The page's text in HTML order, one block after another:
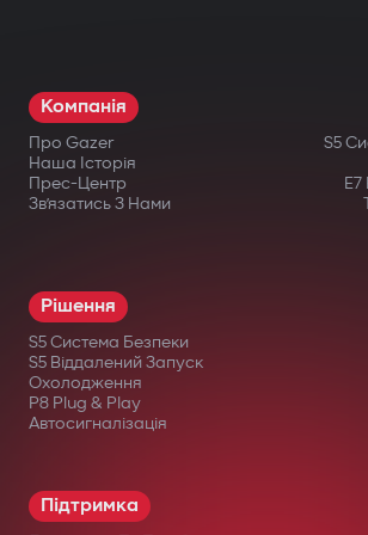
систему. Навіть при
запуск неможливий.
Бездротове реле та
модуль блокування
Додатковий підкапотний
запуск двигуна навіть при
центрального блоку.
Інтелектуальний
Запуск двигуна через
Компанія
Про Gazer
Наша Історія
Прес-Центр
Зв’язатись З Нами
S5
Рішення
S5 Система Безпеки
S5 Віддалений Запуск
Охолодження
P8 Plug & Play
Автосигналізація
Підтримка